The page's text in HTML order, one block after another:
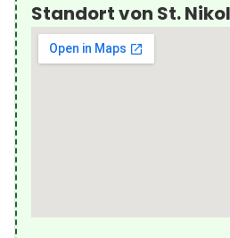
Standort von St.